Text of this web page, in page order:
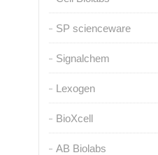
SP scienceware
Signalchem
Lexogen
BioXcell
AB Biolabs